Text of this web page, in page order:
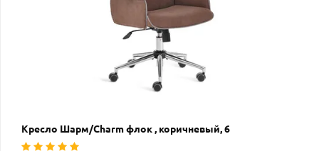
Кресло Шарм/Charm флок , коричневый, 6